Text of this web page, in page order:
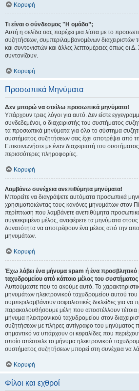
Κορυφή
Τι είναι ο σύνδεσμος "Η ομάδα”;
Αυτή η σελίδα σας παρέχει μια λίστα με το
συζητήσεων, συμπεριλαμβανομένων διαχειριστών
και συντονιστών και άλλες λεπτομέρειες όπως οι
συντονίζουν.
Κορυφή
Προσωπικά Μηνύματα
Δεν μπορώ να στείλω προσωπικά μηνύματα!
Υπάρχουν τρεις λόγοι για αυτό. Δεν είστε
συνδεδεμένοι, ο διαχειριστής του συστήματος
τα προσωπικά μηνύματα για όλο το σύστημα
συστήματος συζητήσεων σας έχει αποτρέψει από
Επικοινωνήστε με έναν διαχειριστή του
περισσότερες πληροφορίες.
Κορυφή
Λαμβάνω συνέχεια ανεπιθύμητα μηνύματα!
Μπορείτε να διαγράψετε αυτόματα προσωπικά
χρησιμοποιώντας τους κανόνες μηνυμάτων στον
περίπτωση που λαμβάνετε ανεπιθύμητα
συγκεκριμένο μέλος, αναφέρετε τα μηνύματα
δυνατότητα να αποτρέψουν ένα μέλος από την
μηνυμάτων.
Κορυφή
Έχω λάβει ένα μήνυμα spam ή ένα προσβλητικό
ταχυδρομείου από κάποιο μέλος του
Λυπούμαστε που το ακούμε αυτό. Το
μηνυμάτων ηλεκτρονικού ταχυδρομείου αυτού
συμπεριλαμβάνουν ασφαλιστικές δικλείδες για
παρακολουθήσουμε μέλη που αποστέλλουν τέτοια
μήνυμα ηλεκτρονικού ταχυδρομείου στον
συζητήσεων με πλήρες αντίγραφο του μηνύματος
σημαντικό να υπάρχουν οι κεφαλίδες που
οποίο απέστειλε το μήνυμα ηλεκτρονικού
συστήματος συζητήσεων μπορεί στη συνέχεια να
Κορυφή
Φίλοι και εχθροί